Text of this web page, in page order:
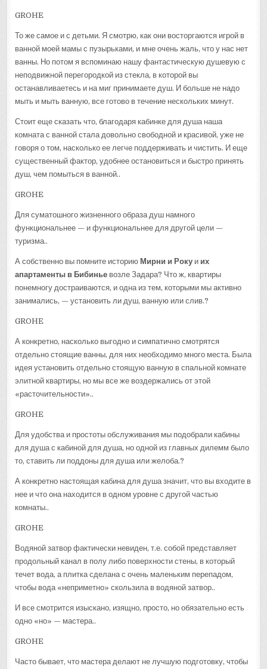
GROHE
То же самое и с детьми. Я смотрю, как они восторгаются игрой в
ванной моей мамы с пузырьками, и мне очень жаль, что у нас нет
ванны. Но потом я вспоминаю нашу фантастическую душевую с
неподвижной перегородкой из стекла, в которой вы
останавливаетесь и на миг принимаете душ. И больше не надо
мыть и мыть ванную, все готово в течение нескольких минут.
Стоит еще сказать что, благодаря кабинке для душа наша
комната с ванной стала довольно свободной и красивой, уже не
говоря о том, насколько ее легче поддерживать и чистить. И еще
существенный фактор, удобнее остановиться и быстро принять
душ, чем помыться в ванной..
GROHE
Для суматошного жизненного образа душ намного
функциональнее — и функциональнее для другой цели —
туризма..
А собственно вы помните историю Мирни и Року и их
апартаменты в Бибинье возле Задара? Что ж, квартиры
понемногу достраиваются, и одна из тем, которыми мы активно
занимались, — установить ли душ, ванную или слив.?
GROHE
А конкретно, насколько выгодно и симпатично смотрятся
отдельно стоящие ванны, для них необходимо много места. Была
идея установить отдельно стоящую ванную в спальной комнате
элитной квартиры, но мы все же воздержались от этой
«расточительности»..
GROHE
Для удобства и простоты обслуживания мы подобрали кабины
для душа с кабиной для душа, но одной из главных дилемм было
то, ставить ли поддоны для душа или желоба.?
А конкретно настоящая кабина для душа значит, что вы входите в
нее и что она находится в одном уровне с другой частью
комнаты..
GROHE
Водяной затвор фактически невиден, т.е. собой представляет
продольный канал в полу либо поверхности стены, в который
течет вода, а плитка сделана с очень маленьким перепадом,
чтобы вода «неприметно» скользила в водяной затвор..
И все смотрится изыскано, изящно, просто, но обязательно есть
одно «но» — мастера..
GROHE
Часто бывает, что мастера делают не лучшую подготовку, чтобы